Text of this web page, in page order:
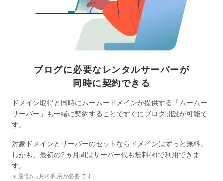
ブログに必要なレンタルサーバーが
同時に契約できる
ドメイン取得と同時にムームードメインが提供する「ムームー
サーバー」も一緒に契約することですぐにブログ開設が可能で
す。
対象ドメインとサーバーのセットならドメインはずっと無料。
しかも、最初の2ヵ月間はサーバー代も無料(※)で利用できま
す。
最低5ヵ月の利用が必要です。